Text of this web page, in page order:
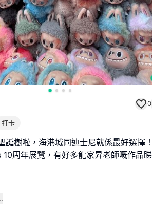
0
打卡
誕樹啦，海港城同迪士尼就係最好選擇！